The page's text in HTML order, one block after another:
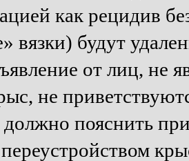
как рецидив
вязки) будут
от лиц, не
не
должно пояснить